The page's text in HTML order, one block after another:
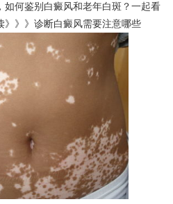
如何鉴别白癜风和老年白斑？一起看
》》 诊断白癜风需要注意哪些